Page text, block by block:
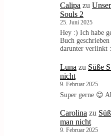
Calipa zu
Souls 2
25. Juni 2025
Hey :) Ich habe
Buch
darunter verlinkt
Luna zu Süße
nicht
9. Februar 2025
Super gerne 😊
Carolina zu
man nicht
9. Februar 2025